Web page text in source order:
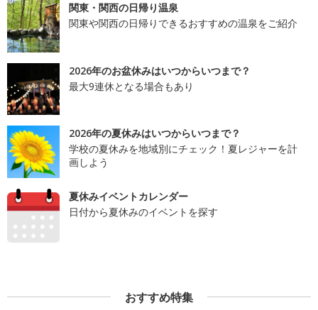
関東・関西の日帰り温泉
関東や関西の日帰りできるおすすめの温泉をご紹介
2026年のお盆休みはいつからいつまで？
最大9連休となる場合もあり
2026年の夏休みはいつからいつまで？
学校の夏休みを地域別にチェック！夏レジャーを計
画しよう
夏休みイベントカレンダー
日付から夏休みのイベントを探す
おすすめ特集